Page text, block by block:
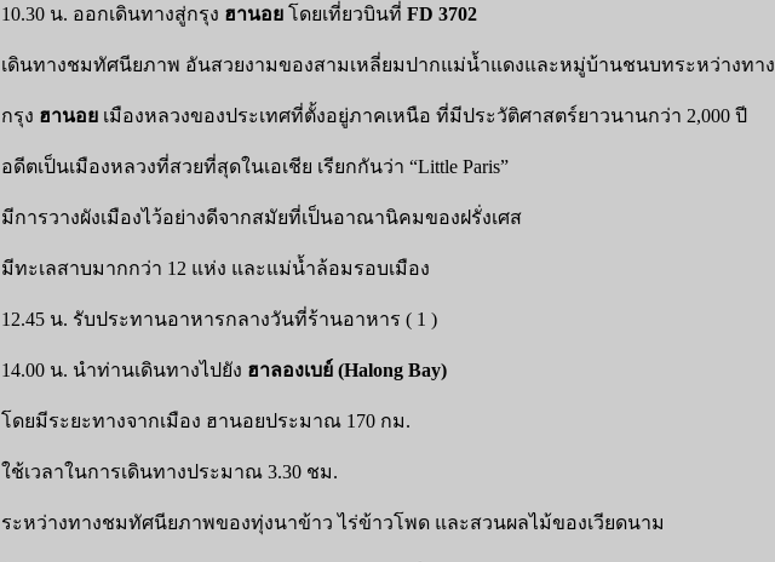
10.30 น. ออกเดินทางสู่กรุง ฮานอย โดยเที่ยวบินที่ FD 3702
เดินทางชมทัศนียภาพ อันสวยงามของสามเหลี่ยมปากแม่น้ำแดงและหมู่บ้านชนบทระหว่างทาง
กรุง ฮานอย เมืองหลวงของประเทศที่ตั้งอยู่ภาคเหนือ ที่มีประวัติศาสตร์ยาวนานกว่า 2,000 ปี
อดีตเป็นเมืองหลวงที่สวยที่สุดในเอเชีย เรียกกันว่า “Little Paris”
มีการวางผังเมืองไว้อย่างดีจากสมัยที่เป็นอาณานิคมของฝรั่งเศส
มีทะเลสาบมากกว่า 12 แห่ง และแม่น้ำล้อมรอบเมือง
12.45 น. รับประทานอาหารกลางวันที่ร้านอาหาร ( 1 )
14.00 น. นำท่านเดินทางไปยัง ฮาลองเบย์ (Halong Bay)
โดยมีระยะทางจากเมือง ฮานอยประมาณ 170 กม.
ใช้เวลาในการเดินทางประมาณ 3.30 ชม.
ระหว่างทางชมทัศนียภาพของทุ่งนาข้าว ไร่ข้าวโพด และสวนผลไม้ของเวียดนาม